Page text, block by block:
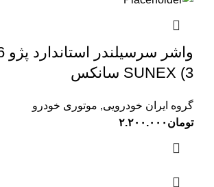
3) SUNEX سانکس
گروه ایران خودرویی, موتوری خودرو
تومان ۲.۲۰۰.۰۰۰